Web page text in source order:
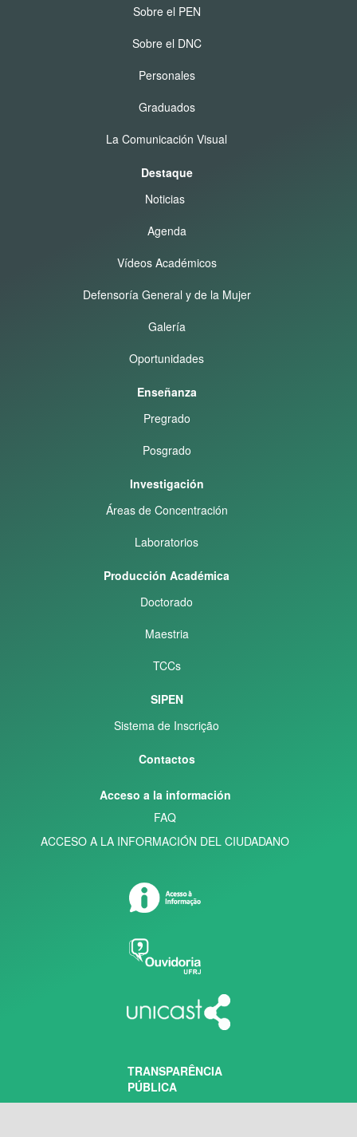
Sobre el PEN
Sobre el DNC
Personales
Graduados
La Comunicación Visual
Destaque
Noticias
Agenda
Vídeos Académicos
Defensoría General y de la Mujer
Galería
Oportunidades
Enseñanza
Pregrado
Posgrado
Investigación
Áreas de Concentración
Laboratorios
Producción Académica
Doctorado
Maestria
TCCs
SIPEN
Sistema de Inscrição
Contactos
Acceso a la información
FAQ
ACCESO A LA INFORMACIÓN DEL CIUDADANO
TRANSPARÊNCIA
PÚBLICA